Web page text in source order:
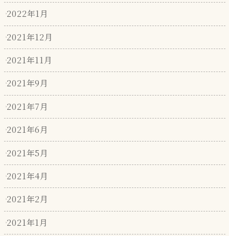
2022年1月
2021年12月
2021年11月
2021年9月
2021年7月
2021年6月
2021年5月
2021年4月
2021年2月
2021年1月